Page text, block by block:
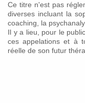
Ce titre n'est pas
diverses incluant la
coaching, la
Il y a lieu, pour le
ces appelations et à
réelle de son futur